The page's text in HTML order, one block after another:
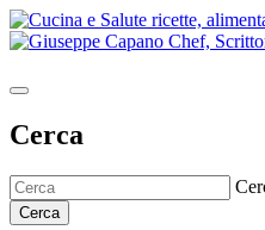
Cerca
Cerca